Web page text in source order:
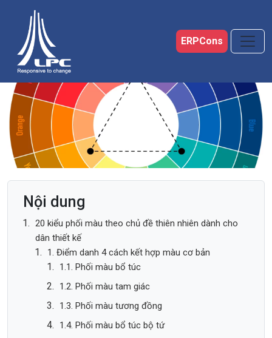
ERPCons
Nội dung
20 kiểu phối màu theo chủ đề thiên nhiên dành cho
dân thiết kế
1. Điểm danh 4 cách kết hợp màu cơ bản
1.1. Phối màu bổ túc
1.2. Phối màu tam giác
1.3. Phối màu tương đồng
1.4. Phối màu bổ túc bộ tứ